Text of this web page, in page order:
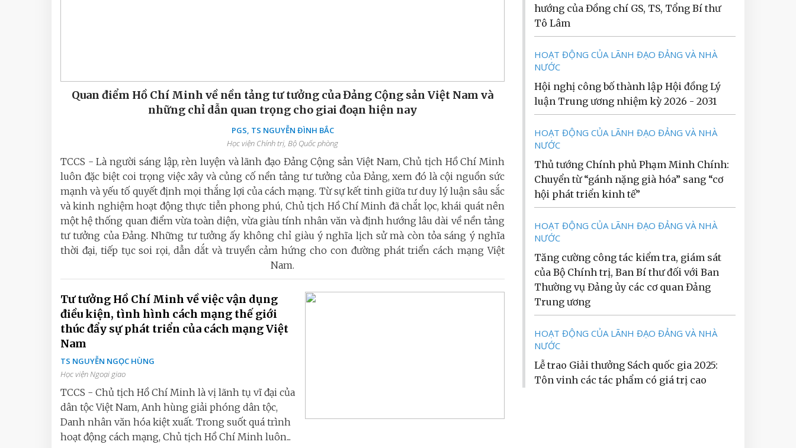
Quan điểm Hồ Chí Minh về nền tảng tư tưởng của Đảng Cộng sản Việt Nam và
những chỉ dẫn quan trọng cho giai đoạn hiện nay
PGS, TS NGUYỄN ĐÌNH BẮC
Học viện Chính trị, Bộ Quốc phòng
TCCS - Là người sáng lập, rèn luyện và lãnh đạo Đảng Cộng sản Việt Nam, Chủ tịch Hồ Chí Minh
luôn đặc biệt coi trọng việc xây và củng cố nền tảng tư tưởng của Đảng, xem đó là cội nguồn sức
mạnh và yếu tố quyết định mọi thắng lợi của cách mạng. Từ sự kết tinh giữa tư duy lý luận sâu sắc
và kinh nghiệm hoạt động thực tiễn phong phú, Chủ tịch Hồ Chí Minh đã chắt lọc, khái quát nên
một hệ thống quan điểm vừa toàn diện, vừa giàu tính nhân văn và định hướng lâu dài về nền tảng
tư tưởng của Đảng. Những tư tưởng ấy không chỉ giàu ý nghĩa lịch sử mà còn tỏa sáng ý nghĩa
thời đại, tiếp tục soi rọi, dẫn dắt và truyền cảm hứng cho con đường phát triển cách mạng Việt
Nam.
Tư tưởng Hồ Chí Minh về việc vận dụng
điều kiện, tình hình cách mạng thế giới
thúc đẩy sự phát triển của cách mạng Việt
Nam
TS NGUYỄN NGỌC HÙNG
Học viện Ngoại giao
TCCS - Chủ tịch Hồ Chí Minh là vị lãnh tụ vĩ đại của
dân tộc Việt Nam, Anh hùng giải phóng dân tộc,
Danh nhân văn hóa kiệt xuất. Trong suốt quá trình
hoạt động cách mạng, Chủ tịch Hồ Chí Minh luôn...
hướng của Đồng chí GS, TS, Tổng Bí thư
Tô Lâm
HOẠT ĐỘNG CỦA LÃNH ĐẠO ĐẢNG VÀ NHÀ
NƯỚC
Hội nghị công bố thành lập Hội đồng Lý
luận Trung ương nhiệm kỳ 2026 - 2031
HOẠT ĐỘNG CỦA LÃNH ĐẠO ĐẢNG VÀ NHÀ
NƯỚC
Thủ tướng Chính phủ Phạm Minh Chính:
Chuyển từ “gánh nặng già hóa” sang “cơ
hội phát triển kinh tế”
HOẠT ĐỘNG CỦA LÃNH ĐẠO ĐẢNG VÀ NHÀ
NƯỚC
Tăng cường công tác kiểm tra, giám sát
của Bộ Chính trị, Ban Bí thư đối với Ban
Thường vụ Đảng ủy các cơ quan Đảng
Trung ương
HOẠT ĐỘNG CỦA LÃNH ĐẠO ĐẢNG VÀ NHÀ
NƯỚC
Lễ trao Giải thưởng Sách quốc gia 2025:
Tôn vinh các tác phẩm có giá trị cao